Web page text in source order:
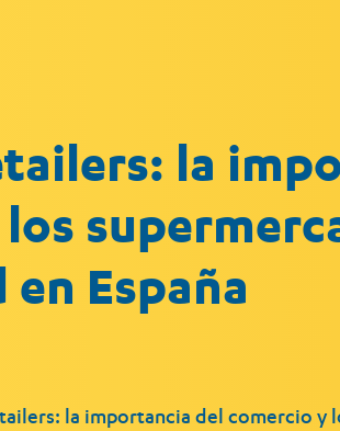
la
España
la importancia del comercio y